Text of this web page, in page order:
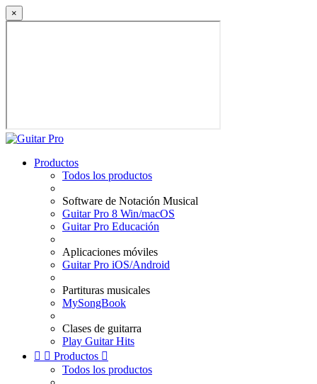
×
Productos
Todos los productos
Software de Notación Musical
Guitar Pro 8 Win/macOS
Guitar Pro Educación
Aplicaciones móviles
Guitar Pro iOS/Android
Partituras musicales
MySongBook
Clases de guitarra
Play Guitar Hits
  Productos 
Todos los productos